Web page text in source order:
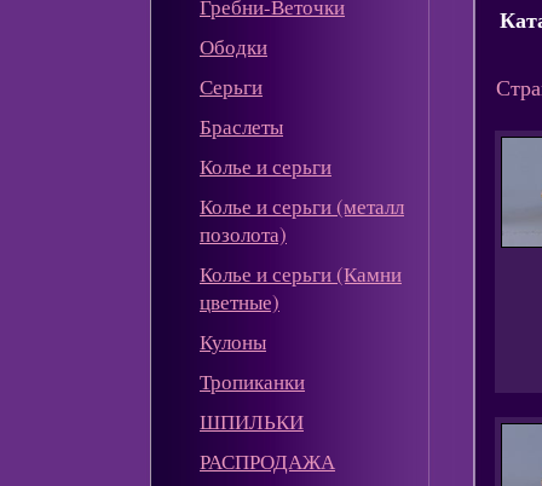
Гребни-Веточки
Ободки
Серьги
Браслеты
Колье и серьги
Колье и серьги (металл
позолота)
Колье и серьги (Камни
цветные)
Кулоны
Тропиканки
ШПИЛЬКИ
РАСПРОДАЖА